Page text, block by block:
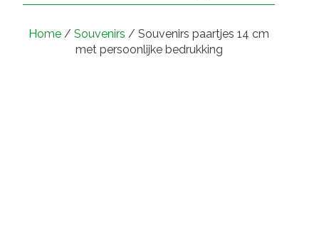
Home / Souvenirs / Souvenirs paartjes 14 cm
met persoonlijke bedrukking